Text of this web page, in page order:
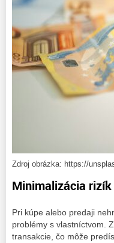
Zdroj obrázka: https://
Minimalizácia
Pri kúpe alebo predaji
problémy s vlastníctvom.
transakcie, čo môže